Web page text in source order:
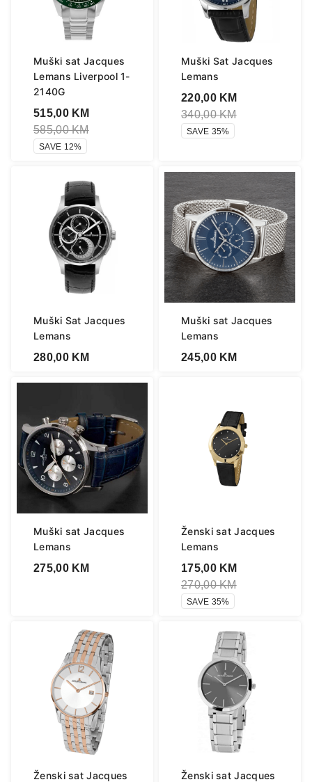
Muški sat Jacques
Lemans Liverpool 1-
2140G
515,00 KM
585,00KM
SAVE 12%
Muški Sat Jacques
Lemans
220,00 KM
340,00KM
SAVE 35%
Muški Sat Jacques
Lemans
280,00 KM
Muški sat Jacques
Lemans
245,00 KM
Muški sat Jacques
Lemans
275,00 KM
Ženski sat Jacques
Lemans
175,00 KM
270,00KM
SAVE 35%
Ženski sat Jacques
Ženski sat Jacques